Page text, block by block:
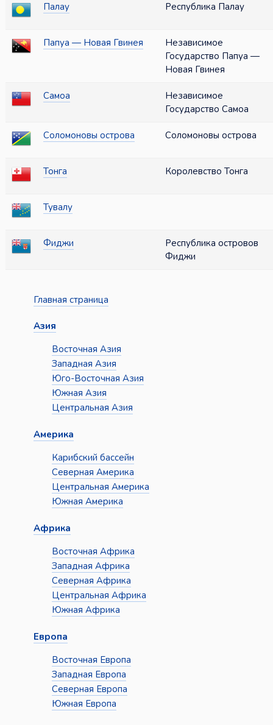
Палау Республика Палау
Папуа — Новая Гвинея
Независимое
Государство Папуа —
Новая Гвинея
Самоа
Независимое
Государство Самоа
Соломоновы острова Соломоновы острова
Тонга Королевство Тонга
Тувалу
Фиджи
Республика островов
Фиджи
Главная страница
Азия
Восточная Азия
Западная Азия
Юго-Восточная Азия
Южная Азия
Центральная Азия
Америка
Карибский бассейн
Северная Америка
Центральная Америка
Южная Америка
Африка
Восточная Африка
Западная Африка
Северная Африка
Центральная Африка
Южная Африка
Европа
Восточная Европа
Западная Европа
Северная Европа
Южная Европа